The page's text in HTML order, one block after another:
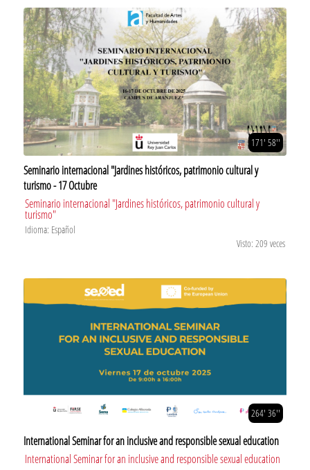
171' 58''
Seminario internacional "Jardines históricos, patrimonio cultural y
turismo - 17 Octubre
Seminario internacional "Jardines históricos, patrimonio cultural y
turismo"
Idioma: Español
Visto: 209 veces
264' 36''
International Seminar for an inclusive and responsible sexual education
International Seminar for an inclusive and responsible sexual education